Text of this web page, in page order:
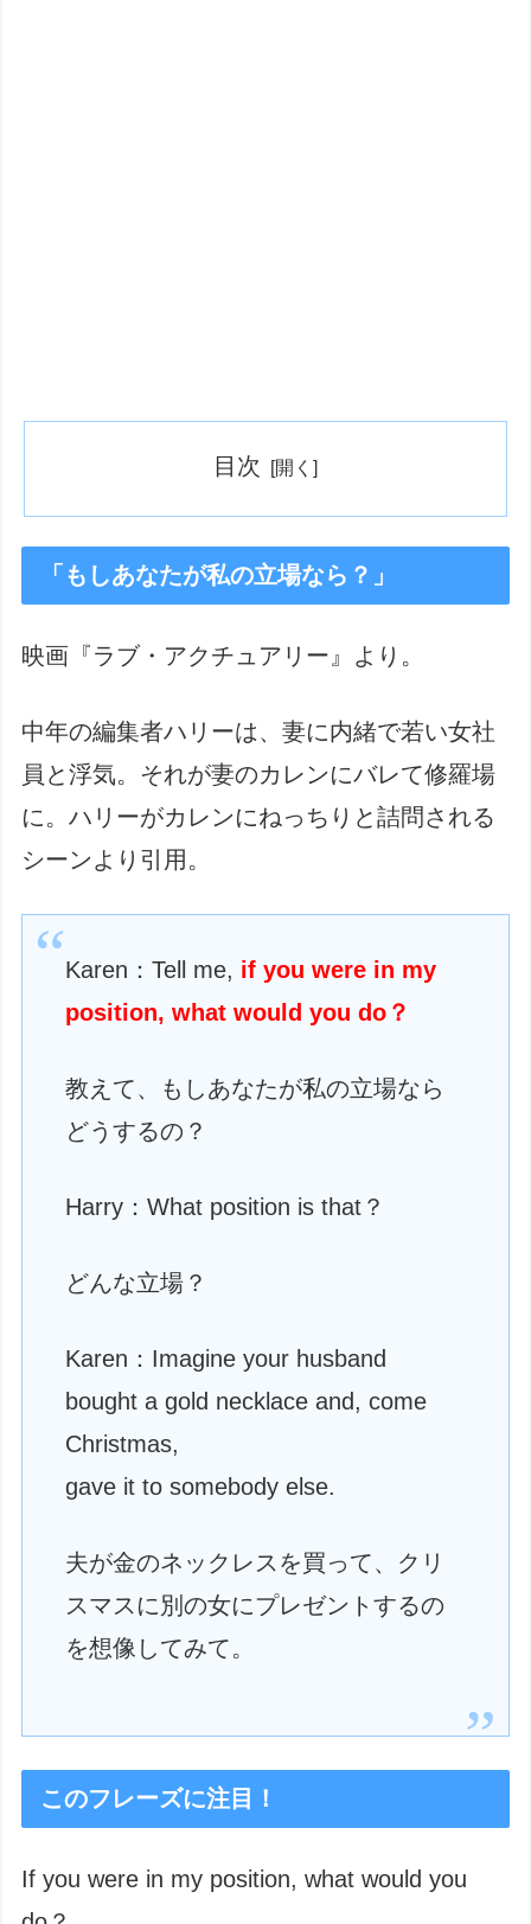
目次
「もしあなたが私の立場なら？」
映画『ラブ・アクチュアリー』より。
中年の編集者ハリーは、妻に内緒で若い女社
員と浮気。それが妻のカレンにバレて修羅場
に。ハリーがカレンにねっちりと詰問される
シーンより引用。
Karen：Tell me, if you were in my
position, what would you do？
教えて、もしあなたが私の立場なら
どうするの？
Harry：What position is that？
どんな立場？
Karen：Imagine your husband
bought a gold necklace and, come
Christmas,
gave it to somebody else.
夫が金のネックレスを買って、クリ
スマスに別の女にプレゼントするの
を想像してみて。
このフレーズに注目！
If you were in my position, what would you